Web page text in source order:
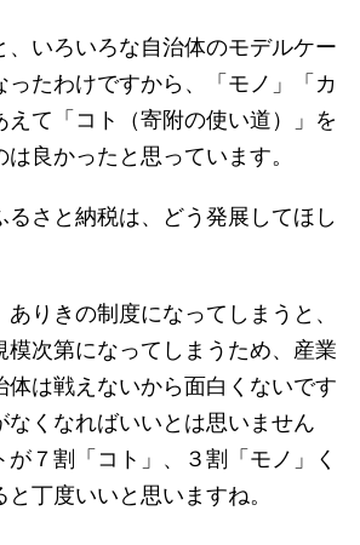
いろいろな自治体のモデルケー
ったわけですから、「モノ」「カ
えて「コト（寄附の使い道）」を
良かったと思っています。
るさと納税は、どう発展してほし
ありきの制度になってしまうと、
模次第になってしまうため、産業
体は戦えないから面白くないです
なくなればいいとは思いません
７割「コト」、３割「モノ」く
丁度いいと思いますね。